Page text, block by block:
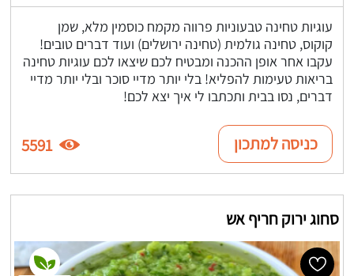
עוגיות טחינה טבעוניות פרווה מקמח כוסמין מלא, שמן
קוקוס, טחינה גולמית (טחינה ירושלים) ועוד דברים טובים!
עקבו אחר אופן ההכנה ומבטיח לכם שיצאו לכם עוגיות טחינה
בריאות טעימות להפליא! בלי יותר מדיי סוכר ובלי יותר מדיי
דברים, נסו בבית ותכתבו לי איך יצא לכם!
כניסה למתכון 5591
סחוג ירוק חריף אש